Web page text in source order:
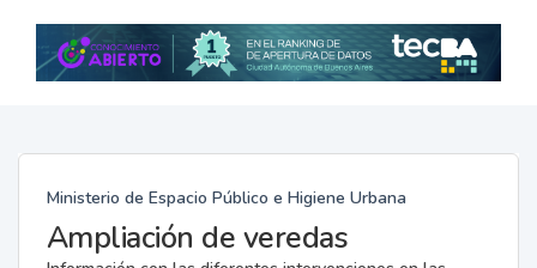
Ministerio de Espacio Público e Higiene Urbana
Ampliación de veredas